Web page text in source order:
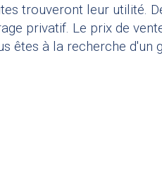
trouveront leur utilité.
privatif. Le prix de
êtes à la recherche